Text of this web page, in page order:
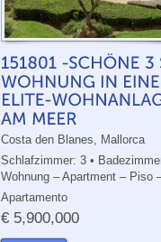
Costa den Blanes, Mallorca
Schlafzimmer: 3 •
Wohnung – Apartment – Piso
Apartamento
€ 5,900,000